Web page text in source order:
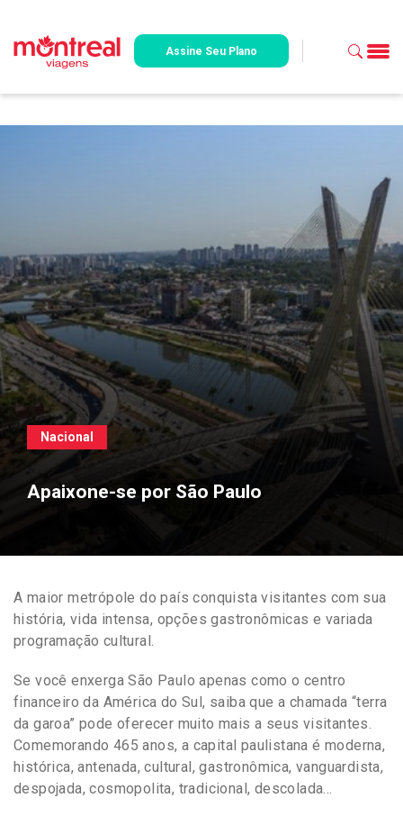
Assine Seu Plano
Nacional
Apaixone-se por São Paulo
A maior metrópole do país conquista visitantes com sua
história, vida intensa, opções gastronômicas e variada
programação cultural.
Se você enxerga São Paulo apenas como o centro
financeiro da América do Sul, saiba que a chamada “terra
da garoa” pode oferecer muito mais a seus visitantes.
Comemorando 465 anos, a capital paulistana é moderna,
histórica, antenada, cultural, gastronômica, vanguardista,
despojada, cosmopolita, tradicional, descolada…